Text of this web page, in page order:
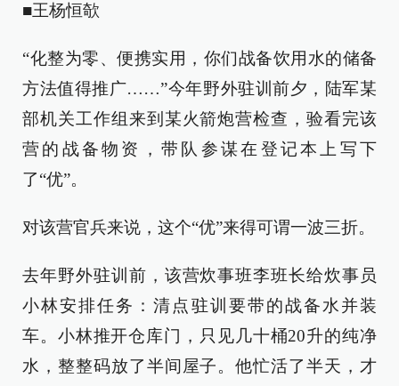
■王杨恒欹
“化整为零、便携实用，你们战备饮用水的储备
方法值得推广……”今年野外驻训前夕，陆军某
部机关工作组来到某火箭炮营检查，验看完该
营的战备物资，带队参谋在登记本上写下
了“优”。
对该营官兵来说，这个“优”来得可谓一波三折。
去年野外驻训前，该营炊事班李班长给炊事员
小林安排任务：清点驻训要带的战备水并装
车。小林推开仓库门，只见几十桶20升的纯净
水，整整码放了半间屋子。他忙活了半天，才